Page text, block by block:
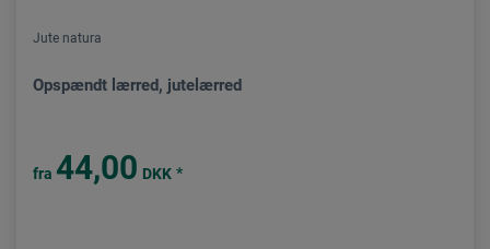
Jute natura
Opspændt lærred, jutelærred
fra 44,00 DKK *